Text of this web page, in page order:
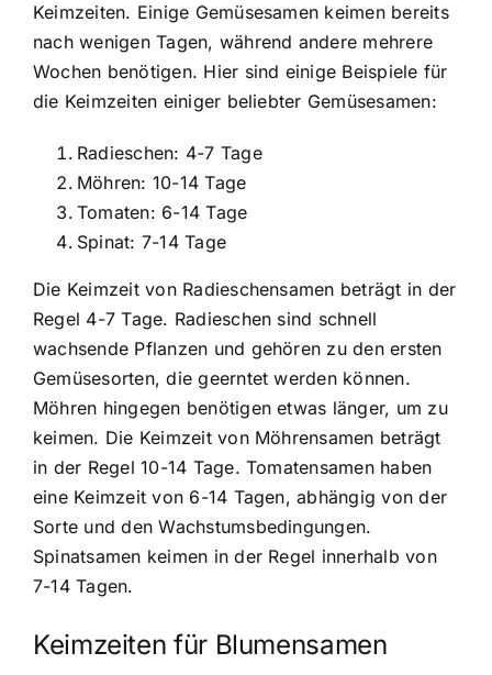
Keimzeiten. Einige Gemüsesamen keimen bereits
nach wenigen Tagen, während andere mehrere
Wochen benötigen. Hier sind einige Beispiele für
die Keimzeiten einiger beliebter Gemüsesamen:
Radieschen: 4-7 Tage
Möhren: 10-14 Tage
Tomaten: 6-14 Tage
Spinat: 7-14 Tage
Die Keimzeit von Radieschensamen beträgt in der
Regel 4-7 Tage. Radieschen sind schnell
wachsende Pflanzen und gehören zu den ersten
Gemüsesorten, die geerntet werden können.
Möhren hingegen benötigen etwas länger, um zu
keimen. Die Keimzeit von Möhrensamen beträgt
in der Regel 10-14 Tage. Tomatensamen haben
eine Keimzeit von 6-14 Tagen, abhängig von der
Sorte und den Wachstumsbedingungen.
Spinatsamen keimen in der Regel innerhalb von
7-14 Tagen.
Keimzeiten für Blumensamen